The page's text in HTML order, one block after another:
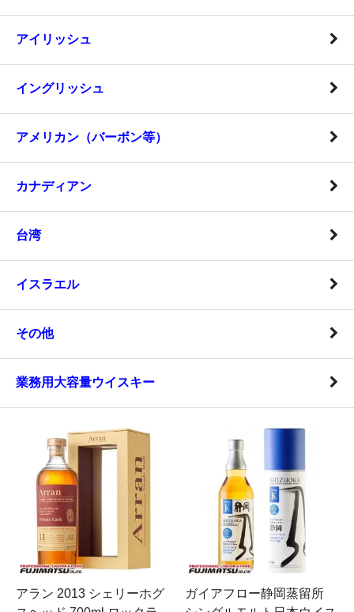
アイリッシュ
イングリッシュ
アメリカン（バーボン等）
カナディアン
台湾
イスラエル
その他
業務用大容量ウイスキー
アラン 2013 シェリーホグ
ガイアフロー静岡蒸留所